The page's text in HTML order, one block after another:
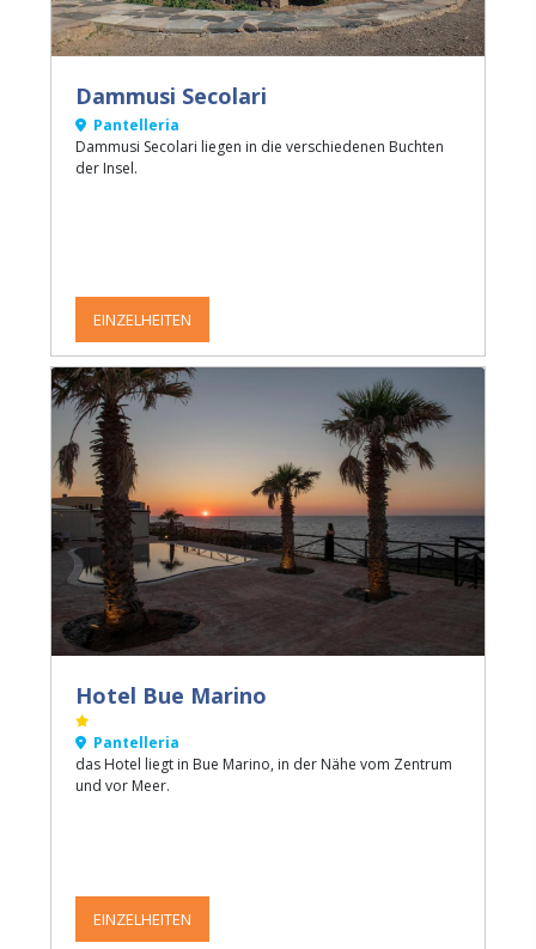
Dammusi Secolari
Pantelleria
Dammusi Secolari liegen in die verschiedenen Buchten
der Insel.
EINZELHEITEN
Hotel Bue Marino
Pantelleria
das Hotel liegt in Bue Marino, in der Nähe vom Zentrum
und vor Meer.
EINZELHEITEN